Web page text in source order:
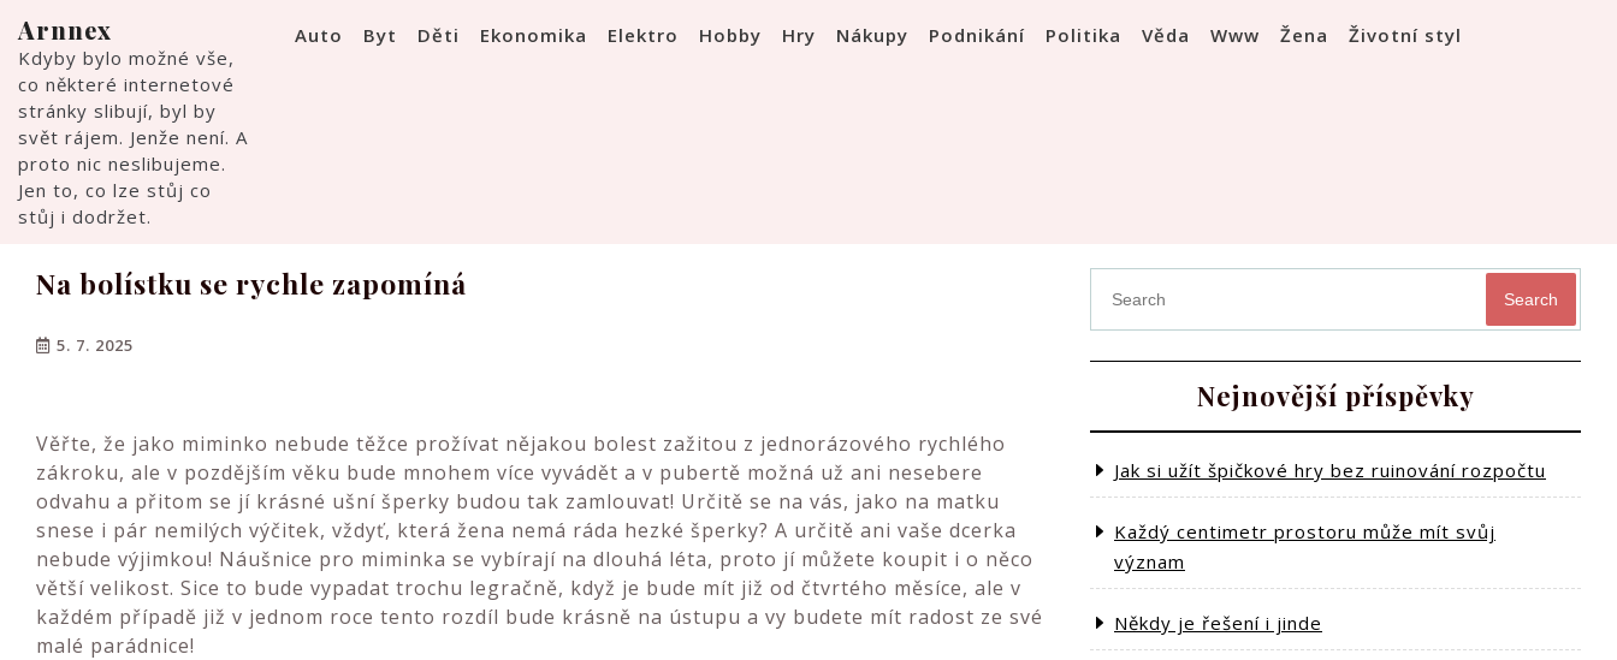
to
content
Arnnex
Kdyby bylo možné vše,
co některé internetové
stránky slibují, byl by
svět rájem. Jenže není. A
proto nic neslibujeme.
Jen to, co lze stůj co
stůj i dodržet.
Auto Byt Děti Ekonomika Elektro Hobby Hry Nákupy Podnikání Politika Věda Www Žena Životní styl
Na bolístku se rychle zapomíná
5. 7. 2025
Věřte, že jako miminko nebude těžce prožívat nějakou bolest zažitou z jednorázového rychlého
zákroku, ale v pozdějším věku bude mnohem více vyvádět a v pubertě možná už ani nesebere
odvahu a přitom se jí krásné ušní šperky budou tak zamlouvat! Určitě se na vás, jako na matku
snese i pár nemilých výčitek, vždyť, která žena nemá ráda hezké šperky? A určitě ani vaše dcerka
nebude výjimkou! Náušnice pro miminka se vybírají na dlouhá léta, proto jí můžete koupit i o něco
větší velikost. Sice to bude vypadat trochu legračně, když je bude mít již od čtvrtého měsíce, ale v
každém případě již v jednom roce tento rozdíl bude krásně na ústupu a vy budete mít radost ze své
malé parádnice!
Search
Nejnovější příspěvky
Jak si užít špičkové hry bez ruinování rozpočtu
Každý centimetr prostoru může mít svůj
význam
Někdy je řešení i jinde